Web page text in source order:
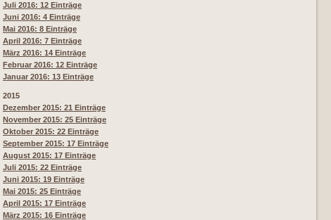
Juli 2016: 12 Einträge
Juni 2016: 4 Einträge
Mai 2016: 8 Einträge
April 2016: 7 Einträge
März 2016: 14 Einträge
Februar 2016: 12 Einträge
Januar 2016: 13 Einträge
2015
Dezember 2015: 21 Einträge
November 2015: 25 Einträge
Oktober 2015: 22 Einträge
September 2015: 17 Einträge
August 2015: 17 Einträge
Juli 2015: 22 Einträge
Juni 2015: 19 Einträge
Mai 2015: 25 Einträge
April 2015: 17 Einträge
März 2015: 16 Einträge